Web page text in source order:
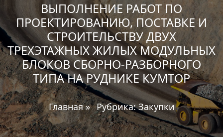
ВЫПОЛНЕНИЕ РАБОТ ПО
ПРОЕКТИРОВАНИЮ, ПОСТАВКЕ И
СТРОИТЕЛЬСТВУ ДВУХ
ТРЕХЭТАЖНЫХ ЖИЛЫХ МОДУЛЬНЫХ
БЛОКОВ СБОРНО-РАЗБОРНОГО
ТИПА НА РУДНИКЕ КУМТОР
Главная» Рубрика:Закупки